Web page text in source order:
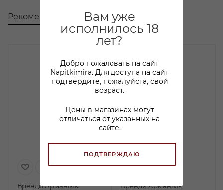
Вам уже
исполнилось 18
лет?
Добро пожаловать на сайт
Napitkimira. Для доступа на сайт
подтвердите, пожалуйста, свой
возраст.
Цены в магазинах могут
отличаться от указанных на
сайте.
ПОДТВЕРЖДАЮ
Рекомендуем С этим товаром покупают
Бренди Арманьяк
Бренди Арманьяк